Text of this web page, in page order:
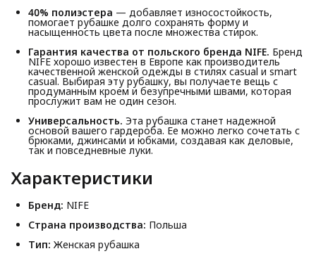
40% полиэстера — добавляет износостойкость,
помогает рубашке долго сохранять форму и
насыщенность цвета после множества стирок.
Гарантия качества от польского бренда NIFE. Бренд
NIFE хорошо известен в Европе как производитель
качественной женской одежды в стилях casual и smart
casual. Выбирая эту рубашку, вы получаете вещь с
продуманным кроем и безупречными швами, которая
прослужит вам не один сезон.
Универсальность. Эта рубашка станет надежной
основой вашего гардероба. Ее можно легко сочетать с
брюками, джинсами и юбками, создавая как деловые,
так и повседневные луки.
Характеристики
Бренд: NIFE
Страна производства: Польша
Тип: Женская рубашка